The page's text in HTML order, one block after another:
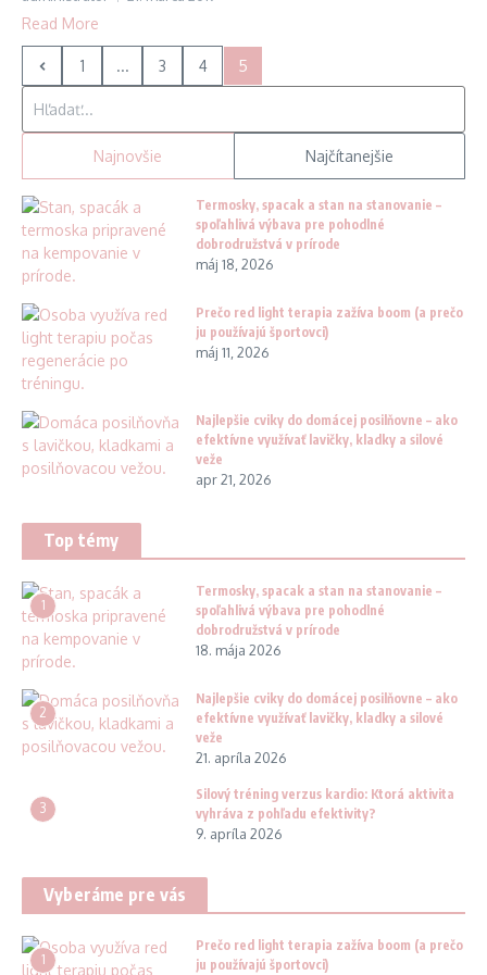
Read More
1 ... 3 4
5
Najnovšie Najčítanejšie
Termosky, spacak a stan na stanovanie –
spoľahlivá výbava pre pohodlné
dobrodružstvá v prírode
máj 18, 2026
Prečo red light terapia zažíva boom (a prečo
ju používajú športovci)
máj 11, 2026
Najlepšie cviky do domácej posilňovne – ako
efektívne využívať lavičky, kladky a silové
veže
apr 21, 2026
Top témy
1
Termosky, spacak a stan na stanovanie –
spoľahlivá výbava pre pohodlné
dobrodružstvá v prírode
18. mája 2026
2
Najlepšie cviky do domácej posilňovne – ako
efektívne využívať lavičky, kladky a silové
veže
21. apríla 2026
3
Silový tréning verzus kardio: Ktorá aktivita
vyhráva z pohľadu efektivity?
9. apríla 2026
Vyberáme pre vás
1
Prečo red light terapia zažíva boom (a prečo
ju používajú športovci)